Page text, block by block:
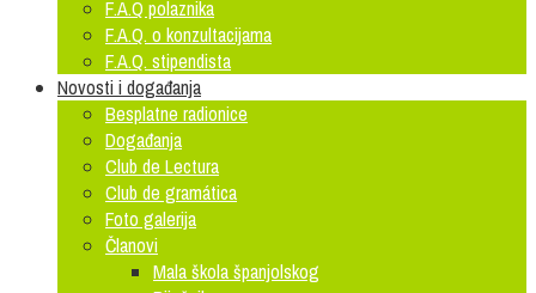
F.A.Q polaznika
F.A.Q. o konzultacijama
F.A.Q. stipendista
Novosti i događanja
Besplatne radionice
Događanja
Club de Lectura
Club de gramática
Foto galerija
Članovi
Mala škola španjolskog